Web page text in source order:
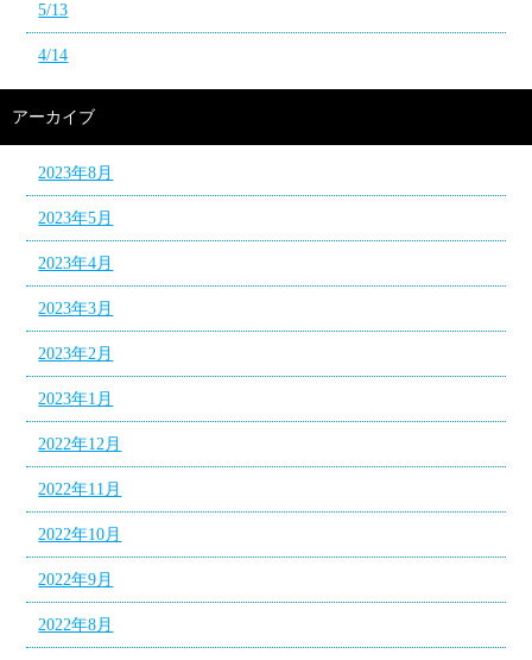
5/13
4/14
アーカイブ
2023年8月
2023年5月
2023年4月
2023年3月
2023年2月
2023年1月
2022年12月
2022年11月
2022年10月
2022年9月
2022年8月